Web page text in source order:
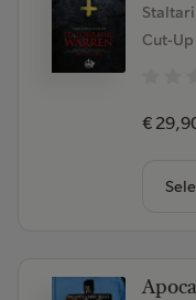
Cut-
€